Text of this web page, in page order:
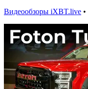
Видеообзоры iXBT.live •